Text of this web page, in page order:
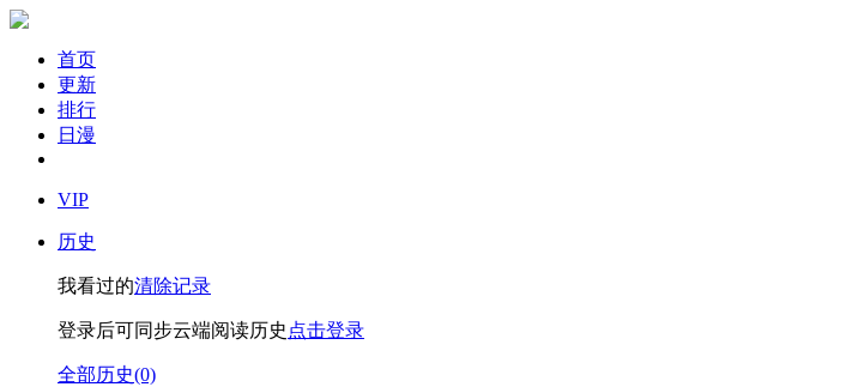
首页
更新
排行
日漫
VIP
历史
我看过的清除记录
登录后可同步云端阅读历史 点击登录
全部历史(0)